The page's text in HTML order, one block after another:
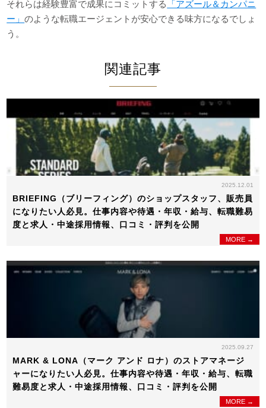
それらは経験豊富で成果にコミットする
「アズール＆カンパニ
ー」のような転職エージェントが安心できる味方になるでしょ
う。
関連記事
2025.12.01
BRIEFING（ブリーフィング）のショップスタッフ、販売員
になりたい人必見。仕事内容や待遇・年収・給与、転職難易
度と求人・中途採用情報、口コミ・評判を公開
MORE →
2025.09.27
MARK & LONA（マーク アンド ロナ）のストアマネージ
ャーになりたい人必見。仕事内容や待遇・年収・給与、転職
難易度と求人・中途採用情報、口コミ・評判を公開
MORE →